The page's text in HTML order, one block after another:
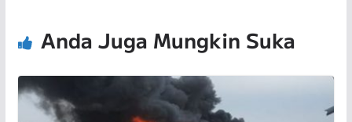
Anda Juga Mungkin Suka